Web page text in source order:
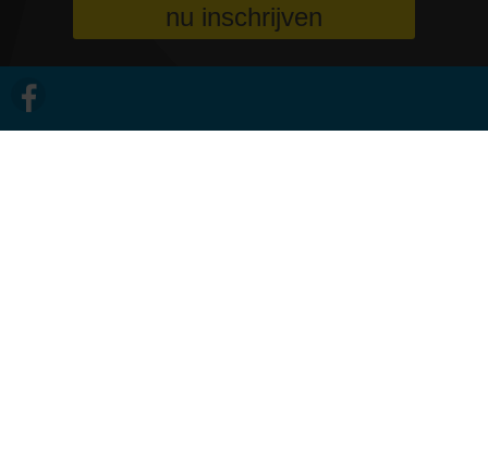
nu inschrijven
© Copyright VWB - Vlaamse Wielrijdersbond- Alle rechten voorbehouden